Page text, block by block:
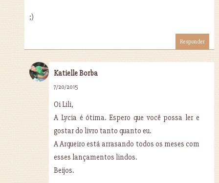
;)
Responder
Katielle Borba
7/20/2015
Oi Lili,
A Lycia é ótima. Espero que você possa ler e
gostar do livro tanto quanto eu.
A Arqueiro está arrasando todos os meses com
esses lançamentos lindos.
Beijos.